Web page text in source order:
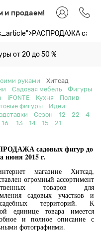
и продаем!
от 20 до 50 %
руками
Хитсад
Садовая мебель
Фигуры
iFONTE Кухня
Полив
фигуры
Идеи
Сезон 12 22
4
16. 13 14 15 21
садовых фигур до
июня 2015 г.
магазине Хитсад,
огромный ассортимент
товаров для
садовых участков и
территорий. К
единице товара имеется
и полное описание с
фотографиями.